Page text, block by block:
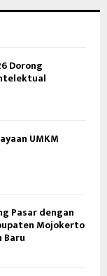
Dorong
UMKM
Pasar dengan
Mojokerto
Baru